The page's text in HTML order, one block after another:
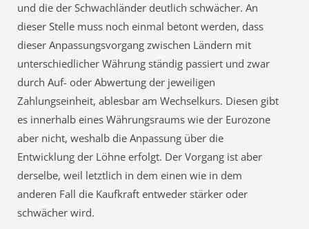
und die der Schwachländer deutlich schwächer. An
dieser Stelle muss noch einmal betont werden, dass
dieser Anpassungsvorgang zwischen Ländern mit
unterschiedlicher Währung ständig passiert und zwar
durch Auf- oder Abwertung der jeweiligen
Zahlungseinheit, ablesbar am Wechselkurs. Diesen gibt
es innerhalb eines Währungsraums wie der Eurozone
aber nicht, weshalb die Anpassung über die
Entwicklung der Löhne erfolgt. Der Vorgang ist aber
derselbe, weil letztlich in dem einen wie in dem
anderen Fall die Kaufkraft entweder stärker oder
schwächer wird.